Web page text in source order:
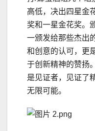
高低，决出四星金
奖和一星金花奖。
一颁发给那些杰出
和创意的认可，更
于创新精神的赞扬
是见证者，见证了
无限可能。